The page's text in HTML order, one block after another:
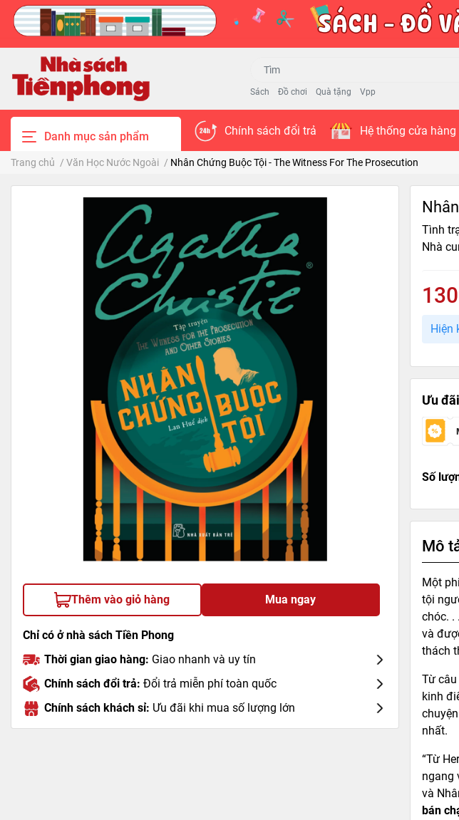
Sách Đồ chơi Quà tặng Vpp
Danh mục sản phẩm Chính sách đổi trả Hệ thống cửa hàng
Trang chủ / Văn Học Nước Ngoài / Nhân Chứng Buộc Tội - The Witness For The Prosecution
Thêm vào giỏ hàng Mua ngay
Chỉ có ở nhà sách Tiền Phong
Thời gian giao hàng: Giao nhanh và uy tín
Chính sách đổi trả: Đổi trả miễn phí toàn quốc
Chính sách khách sỉ: Ưu đãi khi mua số lượng lớn
Tình
Nhà
Hiện
Ưu
Số
Mô
Một
tội
chóc. .
và
thách
Từ
kinh
nhất.
“Từ
ngang
và
bán